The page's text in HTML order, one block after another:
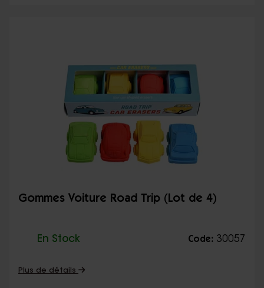
Gommes Voiture Road Trip (Lot de 4)
En Stock Code: 30057
Plus de détails